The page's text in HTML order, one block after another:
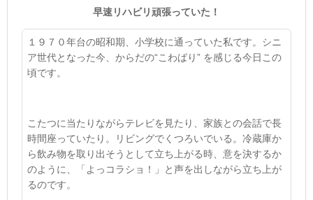
早速リハビリ頑張っていた！
１９７０年台の昭和期、小学校に通っていた私です。シニ
ア世代となった今、からだの“こわばり” を感じる今日この
頃です。
こたつに当たりながらテレビを見たり、家族との会話で長
時間座っていたり。リビングでくつろいでいる。冷蔵庫か
ら飲み物を取り出そうとして立ち上がる時、意を決するか
のように、「よっコラショ！」と声を出しながら立ち上が
るのです。